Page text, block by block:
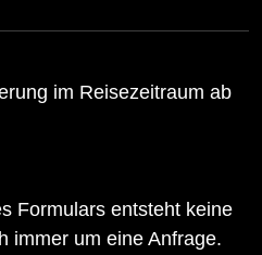
im Reisezeitraum ab
Formulars entsteht keine
immer um eine Anfrage.